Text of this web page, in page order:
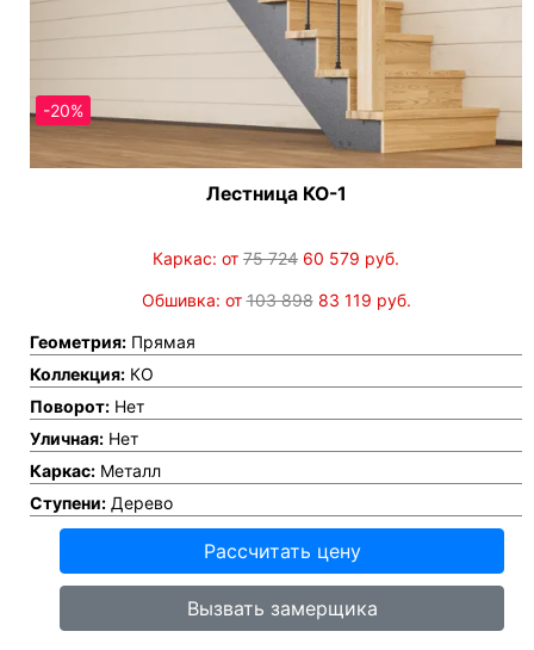
-20%
Лестница КО-1
Каркас: от 75 724 60 579 руб.
Обшивка: от103 898 83 119 руб.
Геометрия: Прямая
Коллекция: КО
Поворот: Нет
Уличная: Нет
Каркас: Металл
Ступени: Дерево
Рассчитать цену
Вызвать замерщика